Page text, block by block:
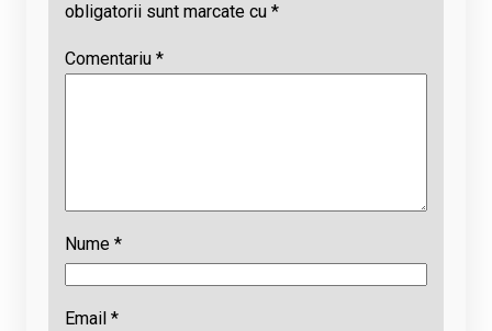
obligatorii sunt marcate cu *
Comentariu *
Nume *
Email *